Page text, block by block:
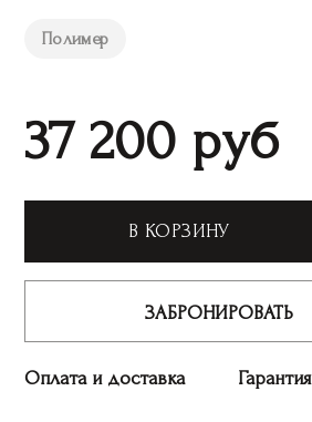
Полимер
37 200 руб
В КОРЗИНУ
ЗАБРОНИРОВАТЬ
Оплата и доставка Гарантия